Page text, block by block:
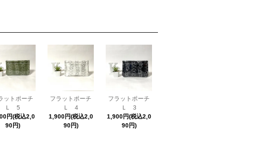
ットポーチ
Ｌ 5
円(税込2,0
90円)
フラットポーチ
Ｌ 4
1,900円(税込2,0
90円)
フラットポーチ
Ｌ 3
1,900円(税込2,0
90円)